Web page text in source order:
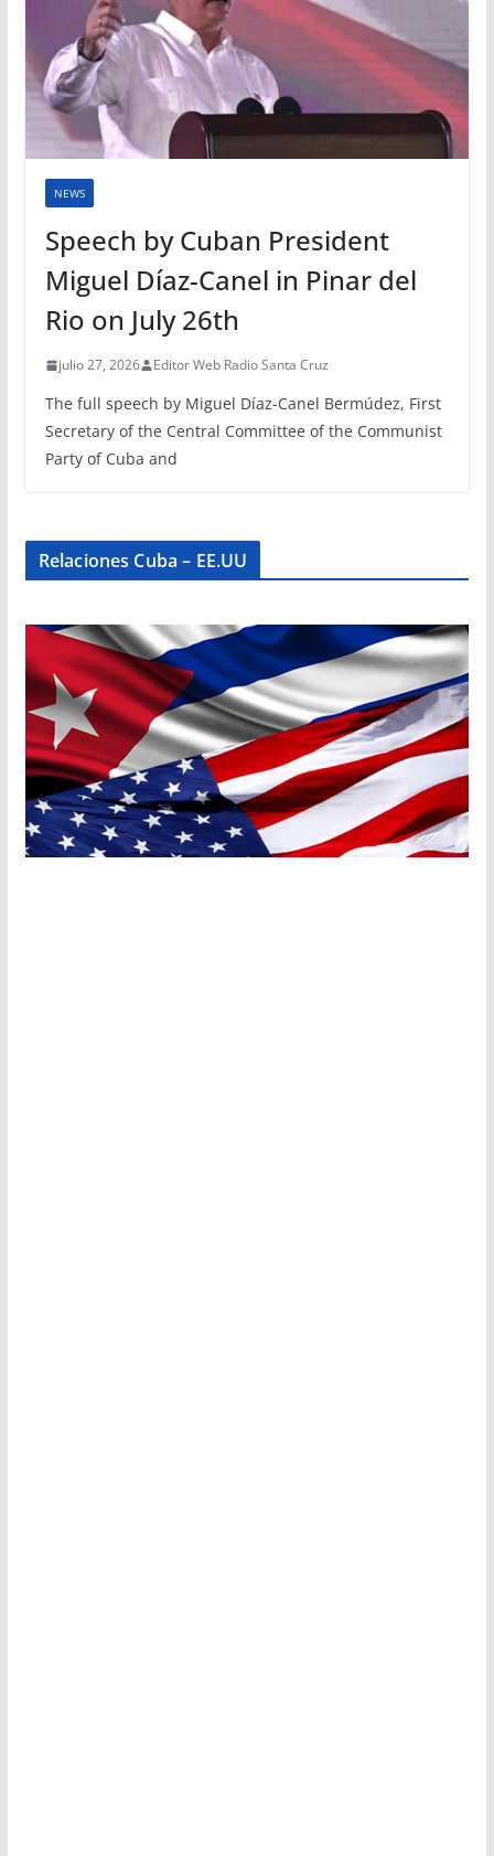
NEWS
Speech by Cuban President
Miguel Díaz-Canel in Pinar del
Rio on July 26th
julio 27, 2026 Editor Web Radio Santa Cruz
The full speech by Miguel Díaz-Canel Bermúdez, First
Secretary of the Central Committee of the Communist
Party of Cuba and
Relaciones Cuba – EE.UU